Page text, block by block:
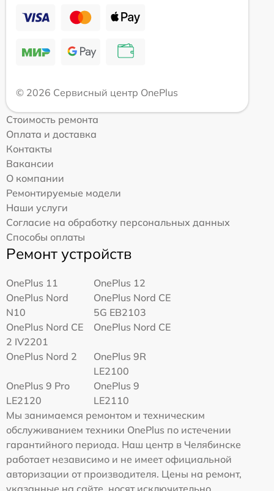
© 2026 Сервисный центр OnePlus
Стоимость ремонта
Оплата и доставка
Контакты
Вакансии
О компании
Ремонтируемые модели
Наши услуги
Согласие на обработку персональных данных
Способы оплаты
Ремонт устройств
OnePlus 11
OnePlus 12
OnePlus Nord
N10
OnePlus Nord CE
5G EB2103
OnePlus Nord CE
2 IV2201
OnePlus Nord CE
OnePlus Nord 2
OnePlus 9R
LE2100
OnePlus 9 Pro
LE2120
OnePlus 9
LE2110
Мы занимаемся ремонтом и техническим
обслуживанием техники OnePlus по истечении
гарантийного периода. Наш центр в Челябинске
работает независимо и не имеет официальной
авторизации от производителя. Цены на ремонт,